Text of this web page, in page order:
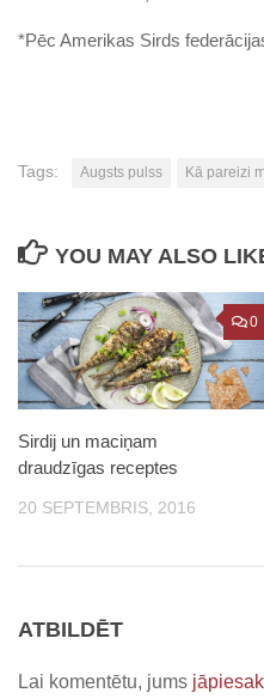
*Pēc Amerikas Sirds
Tags: Augsts pulss Kā pareizi
YOU MAY ALSO
0
Sirdij un maciņam
draudzīgas receptes
20 SEPTEMBRIS, 2016
ATBILDĒT
Lai komentētu, jums